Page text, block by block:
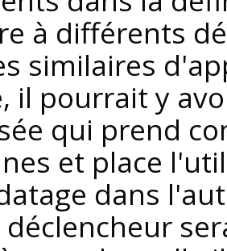
à différents
similaires
il pourrait y
qui prend
et place
dans